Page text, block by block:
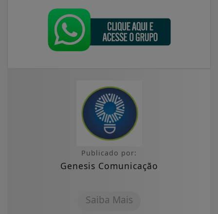
Publicado por:
Genesis Comunicação
Saiba Mais